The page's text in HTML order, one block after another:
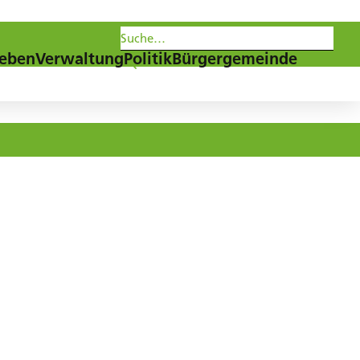
VerwaltungPolitikBürgergemeinde